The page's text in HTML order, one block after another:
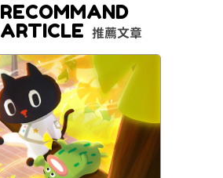
RECOMMAND
ARTICLE 推薦文章